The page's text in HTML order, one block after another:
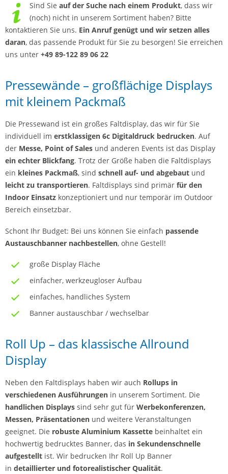
Sind Sie auf der Suche nach einem Produkt, dass wir
(noch) nicht in unserem Sortiment haben? Bitte
kontaktieren Sie uns. Ein Anruf genügt und wir setzen alles
daran, das passende Produkt für Sie zu besorgen! Sie erreichen
uns unter +49 89-122 89 06 22
Pressewände – großflächige Displays
mit kleinem Packmaß
Die Pressewand ist ein großes Faltdisplay, das wir für Sie
individuell im erstklassigen 6c Digitaldruck bedrucken. Auf
der Messe, Point of Sales und anderen Events ist das Display
ein echter Blickfang. Trotz der Größe haben die Faltdisplays
ein kleines Packmaß, sind schnell auf- und abgebaut und
leicht zu transportieren. Faltdisplays sind primär für den
Indoor Einsatz konzeptioniert und nur temporär im Outdoor
Bereich einsetzbar.
Schont Ihr Budget: Bei uns können Sie einfach passende
Austauschbanner nachbestellen, ohne Gestell!
große Display Fläche
einfacher, werkzeugloser Aufbau
einfaches, handliches System
Banner austauschbar / wechselbar
Roll Up – das klassische Allround
Display
Neben den Faltdisplays haben wir auch Rollups in
verschiedenen Ausführungen in unserem Sortiment. Die
handlichen Displays sind sehr gut für Werbekonferenzen,
Messen, Präsentationen und weitere Veranstaltungen
geeignet. Die robuste Aluminium Kassette beinhaltet ein
hochwertig bedrucktes Banner, das in Sekundenschnelle
aufgestellt ist. Wir bedrucken Ihr Roll Up Banner
in detaillierter und fotorealistischer Qualität.